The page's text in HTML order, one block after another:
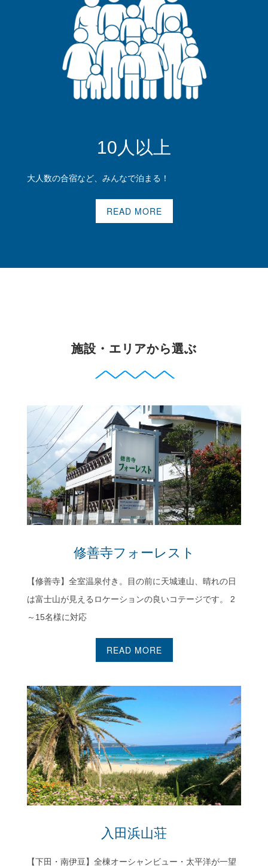
10人以上
大人数の合宿など、みんなで泊まる！
READ MORE
施設・エリアから選ぶ
修善寺フォーレスト
修善寺フォーレスト
【修善寺】全室温泉付き。目の前に天城連山、晴れの日
は富士山が見えるロケーションの良いコテージです。 2
～15名様に対応
READ MORE
入田浜山荘
入田浜山荘
【下田・南伊豆】全棟オーシャンビュー・太平洋が一望